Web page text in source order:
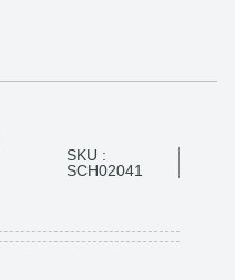
SKU :
SCH02041